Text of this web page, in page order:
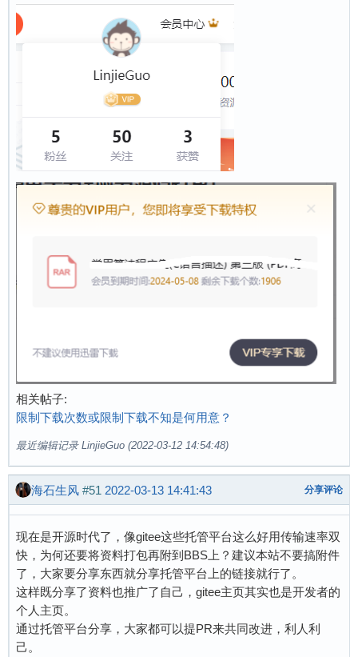
相关帖子:
限制下载次数或限制下载不知是何用意？
最近编辑记录 LinjieGuo (2022-03-12 14:54:48)
海石生风 #51 2022-03-13 14:41:43 分享评论
现在是开源时代了，像gitee这些托管平台这么好用传输速率双
快，为何还要将资料打包再附到BBS上？建议本站不要搞附件
了，大家要分享东西就分享托管平台上的链接就行了。
这样既分享了资料也推广了自己，gitee主页其实也是开发者的
个人主页。
通过托管平台分享，大家都可以提PR来共同改进，利人利
己。